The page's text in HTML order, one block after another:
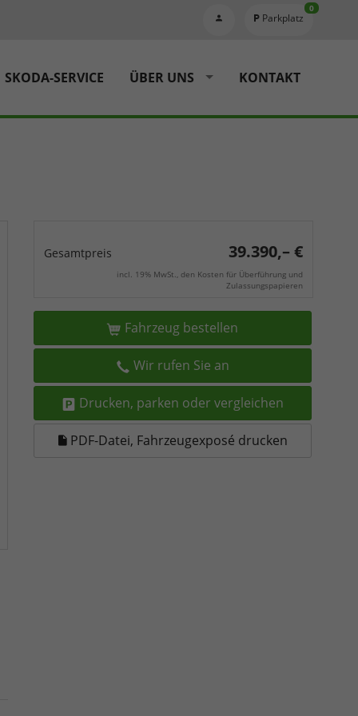
Parkplatz
0
SKODA-SERVICE ÜBER UNS KONTAKT
Gesamtpreis 39.390,– €
incl. 19% MwSt., den Kosten für Überführung und
Zulassungspapieren
Fahrzeug bestellen
Wir rufen Sie an
Drucken, parken oder vergleichen
PDF-Datei, Fahrzeugexposé drucken